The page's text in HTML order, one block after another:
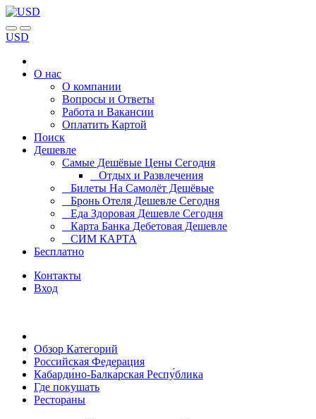
USD
О нас
О компании
Вопросы и Ответы
Работа и Вакансии
Оплатить Картой
Поиск
Дешевле
Самые Дешёвые Цены Сегодня
Отдых и Развлечения
Билеты На Самолёт Дешёвые
Бронь Отеля Дешевле Сегодня
Еда Здоровая Дешевле Сегодня
Карта Банка Дебетовая Дешевле
СИМ КАРТА
Бесплатно
Контакты
Вход
Обзор Категорий
Российская Федерация
Кабарди́но-Балка́рская Респу́блика
Где покушать
Рестораны